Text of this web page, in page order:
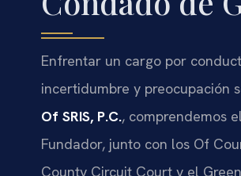
Enfrentar un cargo por
incertidumbre y preocupación
Of SRIS, P.C., comprendemos
Fundador, junto con los Of
County Circuit Court y el